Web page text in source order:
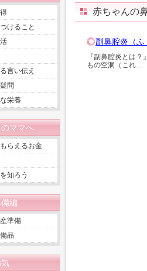
赤ちゃんの
副鼻腔炎（
『副鼻腔炎とは
もの空洞（これ...
けること
言い伝え
問
栄養
ママへ
らえるお金
知ろう
編
準備
品